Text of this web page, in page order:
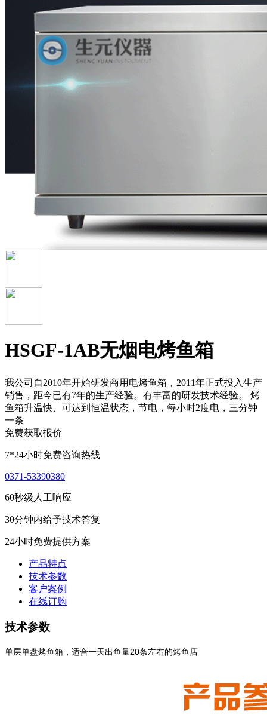
HSGF-1AB无烟电烤鱼箱
我公司自2010年开始研发商用电烤鱼箱，2011年正式投入生产
销售，距今已有7年的生产经验。有丰富的研发技术经验。 烤
鱼箱升温快、可达到恒温状态，节电，每小时2度电，三分钟
一条
免费获取报价
7*24小时免费咨询热线
0371-53390380
60秒级人工响应
30分钟内给予技术答复
24小时免费提供方案
产品特点
技术参数
客户案例
在线订购
技术参数
单层单盘烤鱼箱，适合一天出鱼量20条左右的烤鱼店